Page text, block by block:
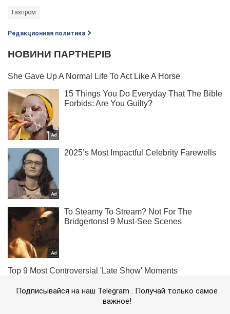
Газпром
Редакционная политика
Подписывайся на наш Telegram . Получай только самое
важное!